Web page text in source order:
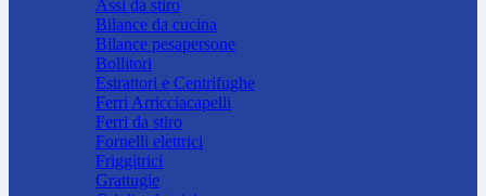
Assi da stiro
Bilance da cucina
Bilance pesapersone
Bollitori
Estrattori e Centrifughe
Ferri Arricciacapelli
Ferri da stiro
Fornelli elettrici
Friggitrici
Grattugie